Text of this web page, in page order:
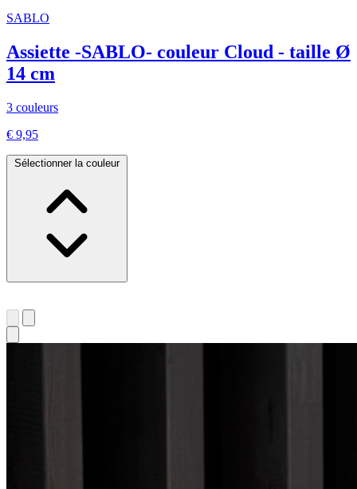
SABLO
Assiette -SABLO- couleur Cloud - taille Ø
14 cm
3 couleurs
€ 9,95
Sélectionner la couleur